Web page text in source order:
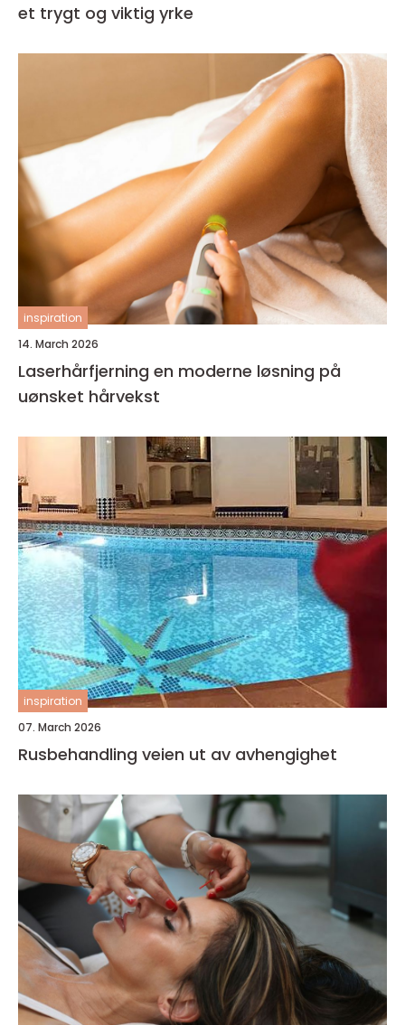
et trygt og viktig yrke
inspiration
14. March 2026
Laserhårfjerning en moderne løsning på
uønsket hårvekst
inspiration
07. March 2026
Rusbehandling veien ut av avhengighet